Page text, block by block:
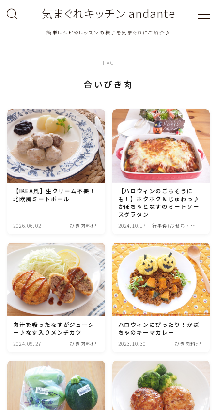
気まぐれキッチン andante
簡単レシピやレッスンの様子を気まぐれにご紹介♪
鶏肉料理
豚肉料理
牛肉料理
ひき肉料理
卵料理
野菜料理(ブロッコリー・カリフラワー・パプリカ・菜
の花・その他)
野菜料理(きゅうり・なす・トマト・ピーマン・かぼち
ゃ・ゴーヤ)
野菜料理(キャベツ・白菜・ほうれん草・レタス・小松
菜・にら)
野菜料理(ズッキーニ・コーン・いんげん・そら豆・え
んどう・オクラ)
TAG
合いびき肉
【IKEA風】生クリーム不要！
北欧風ミートボール
2026.06.02 ひき肉料理
【ハロウィンのごちそうに
も！】ホクホク＆じゅわっ♪
かぼちゃとなすのミートソー
スグラタン
2024.10.17
行事食(おせち・ハ
ス・雛祭り・子供の
日・七夕等)
肉汁を吸ったなすがジューシ
ー♪なす入りメンチカツ
2024.09.27 ひき肉料理
ハロウィンにぴったり！かぼ
ちゃのキーマカレー
2023.10.30 ひき肉料理